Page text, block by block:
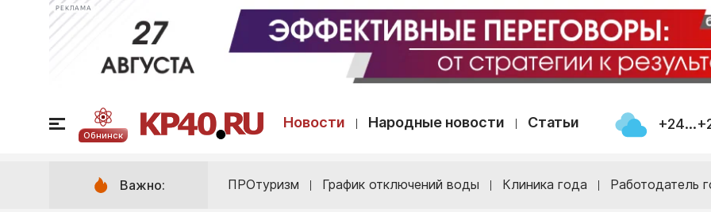
РЕКЛАМА
Обнинск
Новости Народные новости Статьи
Важно: ПРОтуризм График отключений воды Клиника года Работодатель